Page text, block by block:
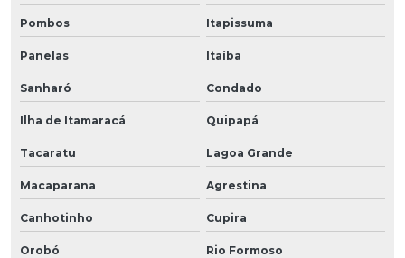
Pombos Itapissuma
Panelas Itaíba
Sanharó Condado
Ilha de Itamaracá Quipapá
Tacaratu Lagoa Grande
Macaparana Agrestina
Canhotinho Cupira
Orobó Rio Formoso